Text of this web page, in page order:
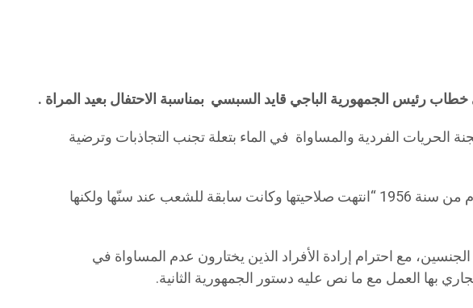
الفردية والمساواة في الماء بتعلة تجنب التجاذبات وترضية
و أضافت قائلة : “لقد شعرنا بشيء من الإحباط فمجلة الأحوال الشخصية التي اعتمدت في مثل هذا اليوم من سنة 1956 “انتهت صلاحيتها وكانت سابقة للشعب عند سنّها ولكنها
مع احترام إرادة الأفراد الذين يختارون عدم المساواة في
بها العمل مع ما نص عليه دستور الجمهورية الثانية.